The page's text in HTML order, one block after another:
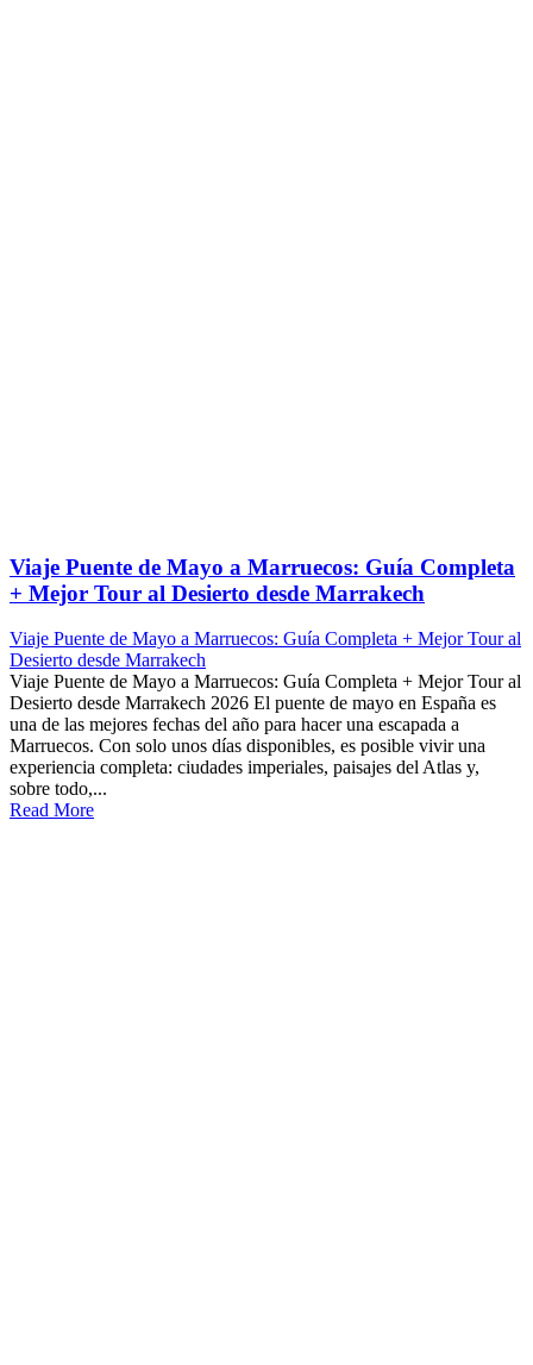
Viaje Puente de Mayo a Marruecos: Guía Completa
+ Mejor Tour al Desierto desde Marrakech
Viaje Puente de Mayo a Marruecos: Guía Completa + Mejor Tour al
Desierto desde Marrakech
Viaje Puente de Mayo a Marruecos: Guía Completa + Mejor Tour al
Desierto desde Marrakech 2026 El puente de mayo en España es
una de las mejores fechas del año para hacer una escapada a
Marruecos. Con solo unos días disponibles, es posible vivir una
experiencia completa: ciudades imperiales, paisajes del Atlas y,
sobre todo,...
Read More